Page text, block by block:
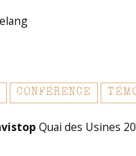
CONFÉRENCE
Quai des Usines